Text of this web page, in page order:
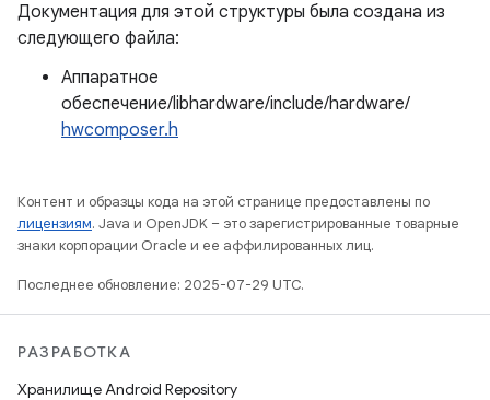
Документация для этой структуры была создана из
следующего файла:
Аппаратное
обеспечение/libhardware/include/hardware/
hwcomposer.h
Контент и образцы кода на этой странице предоставлены по
лицензиям. Java и OpenJDK – это зарегистрированные товарные
знаки корпорации Oracle и ее аффилированных лиц.
Последнее обновление: 2025-07-29 UTC.
РАЗРАБОТКА
Хранилище Android Repository